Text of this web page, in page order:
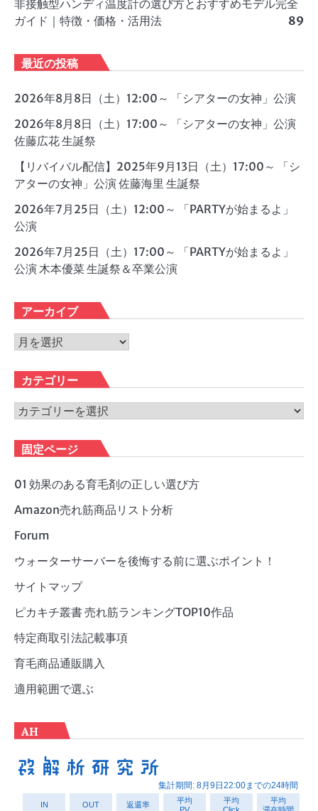
非接触型ハンディ温度計の選び方とおすすめモデル完全
ガイド｜特徴・価格・活用法
89
最近の投稿
2026年8月8日（土）12:00～ 「シアターの女神」公演
2026年8月8日（土）17:00～ 「シアターの女神」公演
佐藤広花 生誕祭
【リバイバル配信】2025年9月13日（土）17:00～ 「シ
アターの女神」公演 佐藤海里 生誕祭
2026年7月25日（土）12:00～ 「PARTYが始まるよ」
公演
2026年7月25日（土）17:00～ 「PARTYが始まるよ」
公演 木本優菜 生誕祭＆卒業公演
アーカイブ
ア
カ
イ
ブ
カテゴリー
カ
ゴ
リ
ー
固定ページ
01 効果のある育毛剤の正しい選び方
Amazon売れ筋商品リスト分析
Forum
ウォーターサーバーを後悔する前に選ぶポイント！
サイトマップ
ピカキチ叢書 売れ筋ランキングTOP10作品
特定商取引法記載事項
育毛商品通販購入
適用範囲で選ぶ
AH